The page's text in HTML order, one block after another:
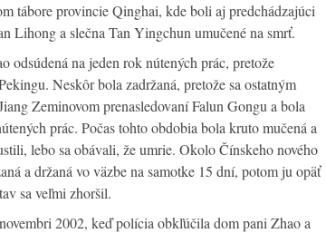
tábore provincie Qinghai, kde boli aj predchádzajúci
Lihong a slečna Tan Yingchun umučené na smrť.
odsúdená na jeden rok nútených prác, pretože
Neskôr bola zadržaná, pretože sa ostatným
Zeminovom prenasledovaní Falun Gongu a bola
prác. Počas tohto obdobia bola kruto mučená a
lebo sa obávali, že umrie. Okolo Čínskeho nového
a držaná vo väzbe na samotke 15 dní, potom ju opäť
sa veľmi zhoršil.
2002, keď polícia obkľúčila dom pani Zhao a